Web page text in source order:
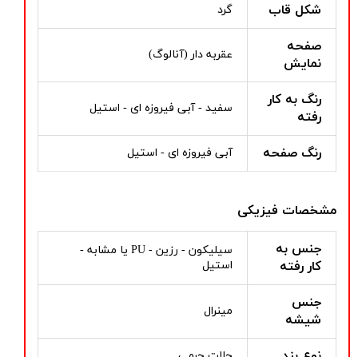
شکل قاب گرد
صفحه
نمایش
عقربه دار (آنالوگ)
رنگ به کار
رفته
سفید - آبی فیروزه ای - استیل
رنگ صفحه آبی فیروزه ای - استیل
مشخصات فیزیکی
جنس به
کار رفته
سیلیکون - رزین - PU یا مشابه -
استیل
جنس
شیشه
مینرال